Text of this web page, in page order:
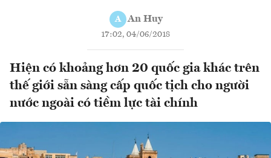
A An Huy
17:02, 04/06/2018
Hiện có khoảng hơn 20 quốc gia khác trên
thế giới sẵn sàng cấp quốc tịch cho người
nước ngoài có tiềm lực tài chính